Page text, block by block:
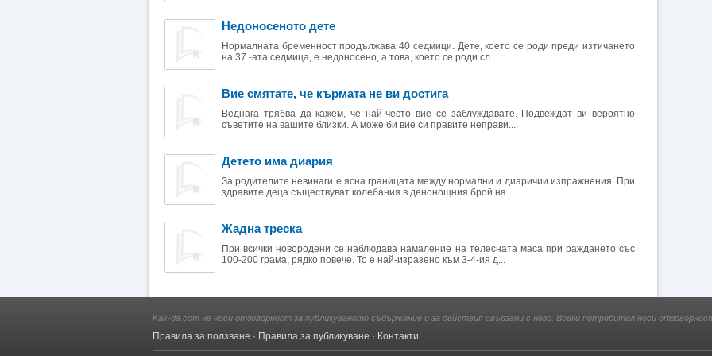
Недоносеното дете
Нормалната бременност продължава 40 седмици. Дете, което се роди преди изтичането
на 37 -ата седмица, е недоносено, а това, което се роди сл...
Вие смятате, че кърмата не ви достига
Веднага трябва да кажем, че най-често вие се заблуждавате. Подвеждат ви вероятно
съветите на вашите близки. А може би вие си правите неправи...
Детето има диария
За родителите невинаги е ясна границата между нормални и диаричии изпражнения. При
здравите деца съществуват колебания в денонощния брой на ...
Жадна треска
При всички новородени се наблюдава намаление на телесната маса при раждането със
100-200 грама, рядко повече. То е най-изразено към 3-4-ия д...
Kak-da.com не носи отговорност за публикуваното съдържание и за действия свързани с него. Всеки потребител носи
Правила за ползване · Правила за публикуване · Контакти